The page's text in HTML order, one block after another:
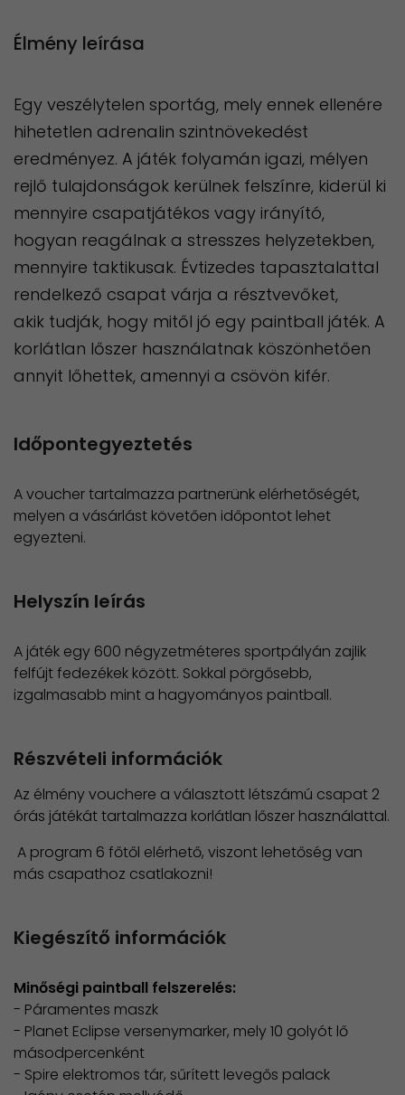
Élmény leírása
Egy veszélytelen sportág, mely ennek ellenére
hihetetlen adrenalin szintnövekedést
eredményez. A játék folyamán igazi, mélyen
rejlő tulajdonságok kerülnek felszínre, kiderül ki
mennyire csapatjátékos vagy irányító,
hogyan reagálnak a stresszes helyzetekben,
mennyire taktikusak. Évtizedes tapasztalattal
rendelkező csapat várja a résztvevőket,
akik tudják, hogy mitől jó egy paintball játék. A
korlátlan lőszer használatnak köszönhetően
annyit lőhettek, amennyi a csövön kifér.
Időpontegyeztetés
A voucher tartalmazza partnerünk elérhetőségét,
melyen a vásárlást követően időpontot lehet
egyezteni.
Helyszín leírás
A játék egy 600 négyzetméteres sportpályán zajlik
felfújt fedezékek között. Sokkal pörgősebb,
izgalmasabb mint a hagyományos paintball.
Részvételi információk
Az élmény vouchere a választott létszámú csapat 2
órás játékát tartalmazza korlátlan lőszer használattal.
A program 6 főtől elérhető, viszont lehetőség van
más csapathoz csatlakozni!
Kiegészítő információk
Minőségi paintball felszerelés:
- Páramentes maszk
- Planet Eclipse versenymarker, mely 10 golyót lő
másodpercenként
- Spire elektromos tár, sűrített levegős palack